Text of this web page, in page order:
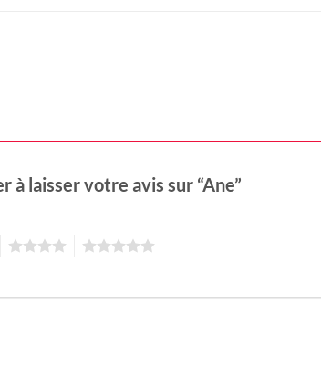
à laisser votre avis sur “Ane”